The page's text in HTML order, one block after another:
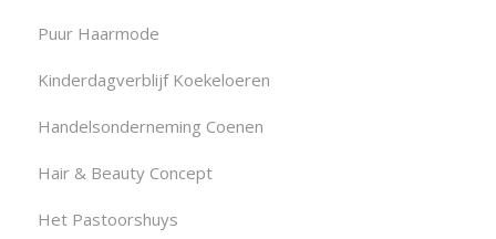
Puur Haarmode
Kinderdagverblijf Koekeloeren
Handelsonderneming Coenen
Hair & Beauty Concept
Het Pastoorshuys